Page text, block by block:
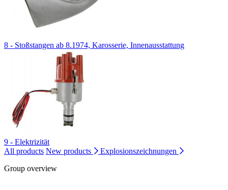
8 - Stoßstangen ab 8.1974, Karosserie, Innenausstattung
9 - Elektrizität
All products New products
Explosionszeichnungen
Group overview